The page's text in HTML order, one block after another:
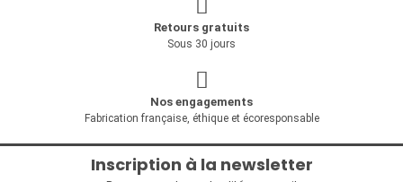
Retours gratuits
Sous 30 jours
Nos engagements
Fabrication française, éthique et écoresponsable
Inscription à la newsletter